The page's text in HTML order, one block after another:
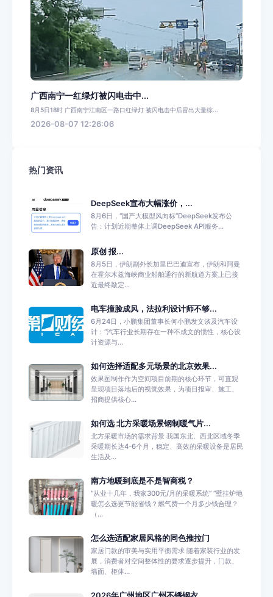
广西南宁一红绿灯被闪电击中...
8月5日18时 广西南宁江南区一路口红绿灯 被闪电击中后冒出大量棕...
2026-08-07 12:26:06
热门资讯
DeepSeek宣布大幅涨价，...
8月6日，“国产大模型风向标”DeepSeek发布公
告：计划近期整体上调DeepSeek API服务...
原创 报...
8月5日，伊朗副外长加里巴巴迪宣布，伊朗和阿曼
在霍尔木兹海峡商业船舶通行的新航道方案上已接
近最终敲定...
电车撞脸成风，法拉利设计师不够...
6月24日，小鹏集团董事长何小鹏发文谈及汽车设
计：“汽车行业长期存在一种不成文的惯性，核心设
计资源与...
如何选择适配多元场景的北京效果...
效果图制作作为空间项目前期的核心环节，可直观
呈现项目落地后的视觉效果，为项目报审、施工、
招商提供核心...
如何选 北方采暖场景钢制暖气片...
北方采暖市场的需求背景 我国东北、西北区域冬季
采暖期长达4-6个月，稳定、高效的采暖设备是居民
生活及...
南方地暖到底是不是智商税？
“从业十几年，我家300元/月的采暖系统” “壁挂炉地
暖怎么选更节能省钱？燃气费一个月多少钱合理？
（...
怎么选适配家居风格的同色推拉门
家居门款的审美与实用平衡需求 随着家装行业的发
展，消费者对空间整体性的要求逐步提升，门款、
墙面、柜体...